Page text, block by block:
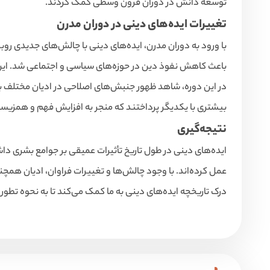
توسعه دانش در دوران قرون وسطی کمک کردند.
تغییرات ایده‌های دینی در دوران مدرن
با ورود به دوران مدرن، ایده‌های دینی با چالش‌های جدیدی
باعث کاهش نفوذ دین در حوزه‌های سیاسی و اجتماعی شد. این
در این دوره، شاهد ظهور جنبش‌های اصلاحی در ادیان مختلف
بیشتری با یکدیگر پرداختند که منجر به افزایش فهم و
نتیجه‌گیری
ایده‌های دینی در طول تاریخ تأثیرات عمیقی بر جوامع بشری
عمل کرده‌اند. با وجود چالش‌ها و تغییرات فراوان، ادیان
درک تاریخچه ایده‌های دینی به ما کمک می‌کند تا به نحوه